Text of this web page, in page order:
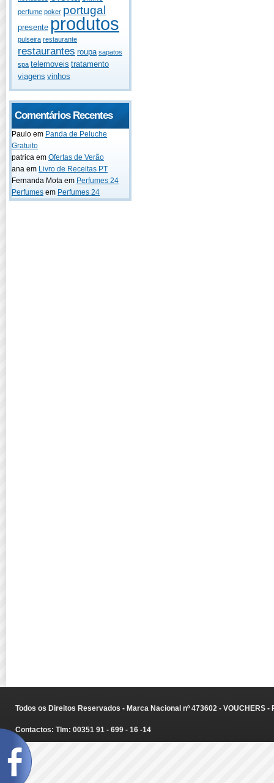
perfume poker portugal
presente produtos
pulseira restaurante
restaurantes roupa sapatos
spa telemoveis tratamento
viagens vinhos
Comentários Recentes
Paulo em Panda de Peluche
Gratuito
patrica em Ofertas de Verão
ana em Livro de Receitas PT
Fernanda Mota em Perfumes 24
Perfumes em Perfumes 24
Todos os Direitos Reservados - Marca Nacional nº 473602 - VOUCHERS
Contactos: Tlm: 00351 91 - 699 - 16 -14